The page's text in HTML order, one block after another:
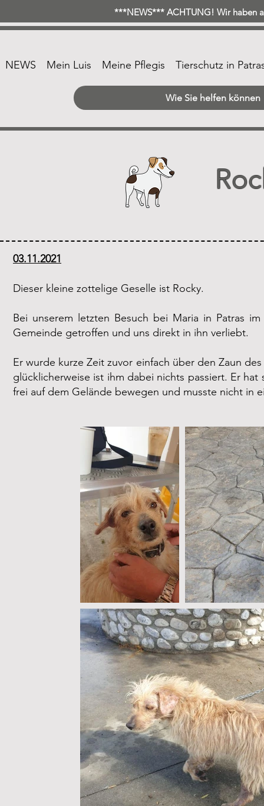
***NEWS*** ACHTUNG! Wir haben
NEWS Mein Luis Meine Pflegis Tierschutz in
Wie Sie helfen können
03.11.2021
Dieser kleine zottelige Geselle ist Rocky.
Bei unserem letzten Besuch bei Maria in Patras
Gemeinde getroffen und uns direkt in ihn verliebt.
Er wurde kurze Zeit zuvor einfach über den Zaun
glücklicherweise ist ihm dabei nichts passiert. Er
frei auf dem Gelände bewegen und musste nicht in